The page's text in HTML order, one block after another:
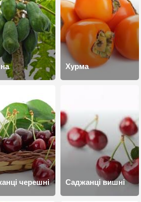
Хурма
черешні Саджанці вишні